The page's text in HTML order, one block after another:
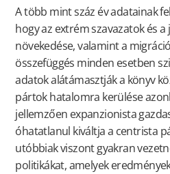
A több mint száz év adatainak
hogy az extrém szavazatok és
növekedése, valamint a
összefüggés minden esetben
adatok alátámasztják a könyv
pártok hatalomra kerülése
jellemzően expanzionista
óhatatlanul kiváltja a centrista
utóbbiak viszont gyakran
politikákat, amelyek